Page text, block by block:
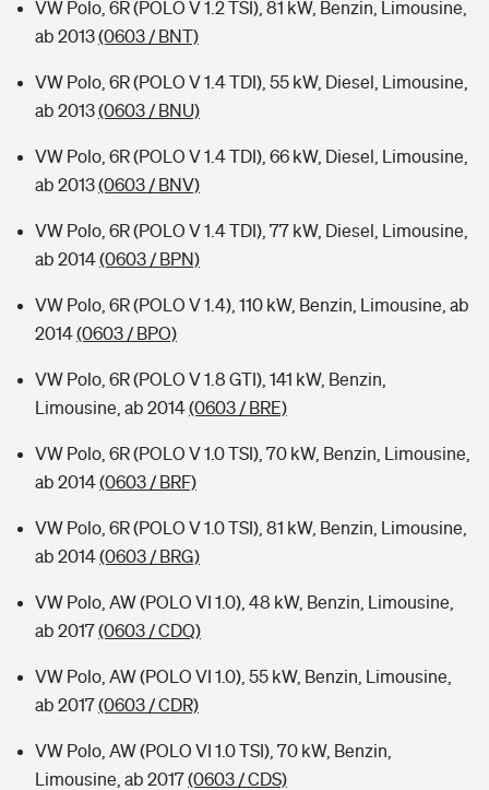
VW Polo, 6R (POLO V 1.2 TSI), 81 kW, Benzin, Limousine,
ab 2013(0603 / BNT)
VW Polo, 6R (POLO V 1.4 TDI), 55 kW, Diesel, Limousine,
ab 2013(0603 / BNU)
VW Polo, 6R (POLO V 1.4 TDI), 66 kW, Diesel, Limousine,
ab 2013(0603 / BNV)
VW Polo, 6R (POLO V 1.4 TDI), 77 kW, Diesel, Limousine,
ab 2014(0603 / BPN)
VW Polo, 6R (POLO V 1.4), 110 kW, Benzin, Limousine, ab
2014(0603 / BPO)
VW Polo, 6R (POLO V 1.8 GTI), 141 kW, Benzin,
Limousine, ab 2014(0603 / BRE)
VW Polo, 6R (POLO V 1.0 TSI), 70 kW, Benzin, Limousine,
ab 2014(0603 / BRF)
VW Polo, 6R (POLO V 1.0 TSI), 81 kW, Benzin, Limousine,
ab 2014(0603 / BRG)
VW Polo, AW (POLO VI 1.0), 48 kW, Benzin, Limousine,
ab 2017(0603 / CDQ)
VW Polo, AW (POLO VI 1.0), 55 kW, Benzin, Limousine,
ab 2017(0603 / CDR)
VW Polo, AW (POLO VI 1.0 TSI), 70 kW, Benzin,
Limousine, ab 2017(0603 / CDS)